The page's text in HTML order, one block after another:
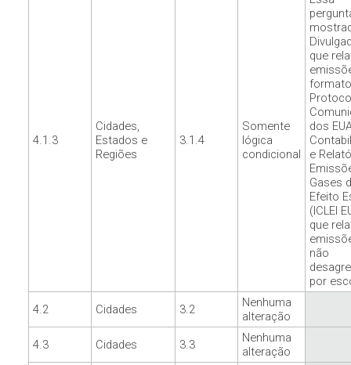
4.1.3
Cidades,
Estados e
Regiões
3.1.4
Somente
lógica
condicional
que
dos
e
Gases
Efeito
(ICLEI
que
não
por
4.2
Cidades 3.2
Nenhuma
alteração
4.3
Cidades 3.3
Nenhuma
alteração